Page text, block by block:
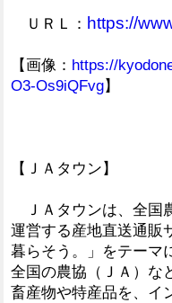
ＵＲＬ： https://
【画像： https://
O3-Os9iQFvg】
【ＪＡタウン】
ＪＡタウンは、全国
運営する産地直送通販
暮らそう。」をテーマ
全国の農協（ＪＡ）な
畜産物や特産品を、イ